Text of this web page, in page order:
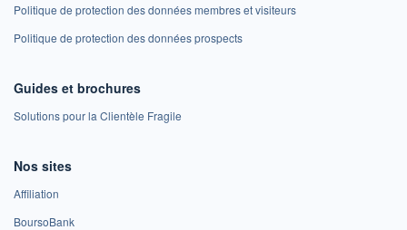
Politique de protection des données membres et visiteurs
Politique de protection des données prospects
Guides et brochures
Solutions pour la Clientèle Fragile
Nos sites
Affiliation
BoursoBank